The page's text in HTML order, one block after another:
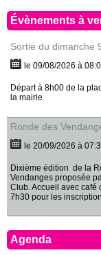
Évènements à
Sortie du dimanche
le 09/08/2026 à
Départ à 8h00 de la
la mairie
Ronde des
le 20/09/2026 à
Dixième édition de la
Vendanges proposée
Club. Accueil avec café
7h30 pour les
Agenda